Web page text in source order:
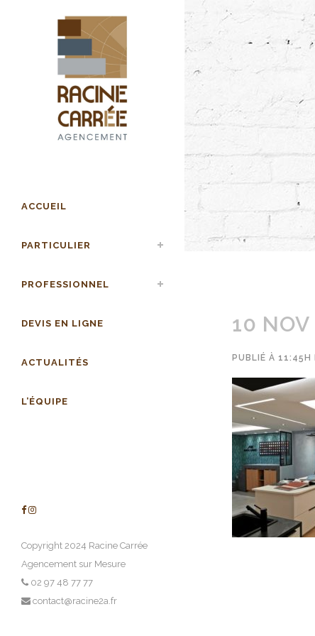
ACCUEIL
PARTICULIER
PROFESSIONNEL
DEVIS EN LIGNE
ACTUALITÉS
L’ÉQUIPE
Copyright 2024 Racine Carrée
Agencement sur Mesure
02 97 48 77 77
contact@racine2a.fr
10 NOV
PUBLIÉ À 11:45H